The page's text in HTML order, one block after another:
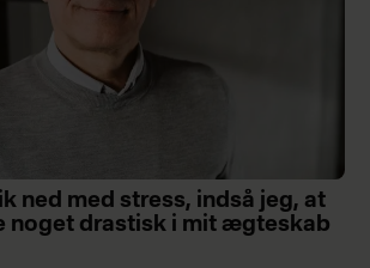
ned med stress, indså jeg, at
noget drastisk i mit ægteskab